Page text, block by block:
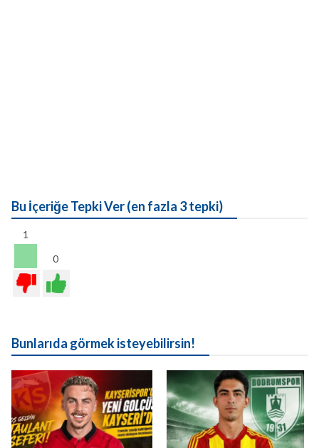
Bu İçeriğe Tepki Ver (en fazla 3 tepki)
1
0
Bunlarıda görmek isteyebilirsin!